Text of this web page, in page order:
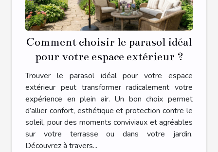
Comment choisir le parasol idéal
pour votre espace extérieur ?
Trouver le parasol idéal pour votre espace
extérieur peut transformer radicalement votre
expérience en plein air. Un bon choix permet
d’allier confort, esthétique et protection contre le
soleil, pour des moments conviviaux et agréables
sur votre terrasse ou dans votre jardin.
Découvrez à travers...